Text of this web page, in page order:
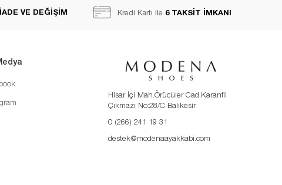
İADE VE DEĞİŞİM Kredi Kartı ile 6 TAKSİT İMKANI
Hisar İçi Mah.Örücüler Cad.Karanfil
Çıkmazı No:28/C Balıkesir
0 (266) 241 19 31
destek@modenaayakkabi.com